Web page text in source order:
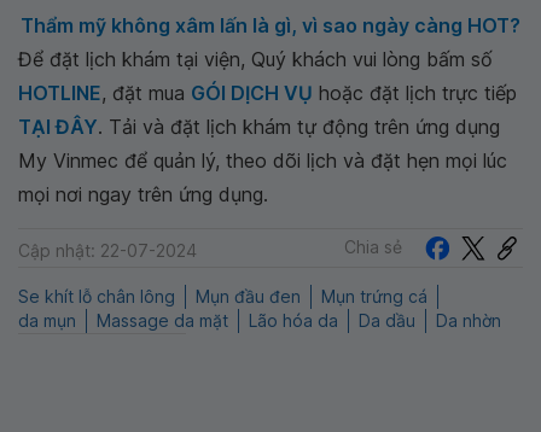
Thẩm mỹ không xâm lấn là gì, vì sao ngày càng HOT?
Để đặt lịch khám tại viện, Quý khách vui lòng bấm số
HOTLINE, đặt mua GÓI DỊCH VỤ hoặc đặt lịch trực tiếp
TẠI ĐÂY. Tải và đặt lịch khám tự động trên ứng dụng
My Vinmec để quản lý, theo dõi lịch và đặt hẹn mọi lúc
mọi nơi ngay trên ứng dụng.
Cập nhật: 22-07-2024 Chia sẻ
Se khít lỗ chân lông Mụn đầu đen
Mụn trứng cá
da mụn
Massage da mặt Lão hóa da Da dầu Da nhờn